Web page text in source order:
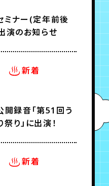
ミナー(定年前後
演のお知らせ
新着
開録音「第51回う
り」に出演！
新着